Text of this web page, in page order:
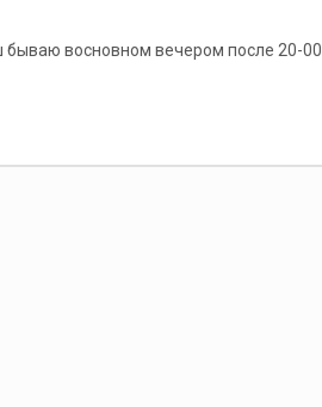
бываю восновном вечером после 20-00